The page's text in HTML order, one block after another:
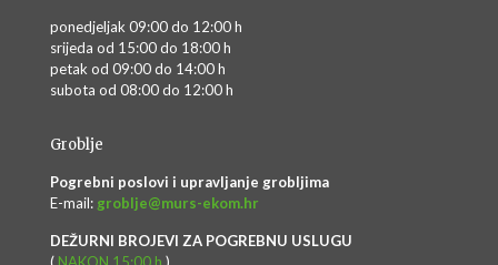
ponedjeljak 09:00 do 12:00 h
srijeda od 15:00 do 18:00 h
petak od 09:00 do 14:00 h
subota od 08:00 do 12:00 h
Groblje
Pogrebni poslovi i upravljanje grobljima
E-mail: groblje@murs-ekom.hr
DEŽURNI BROJEVI ZA POGREBNU USLUGU